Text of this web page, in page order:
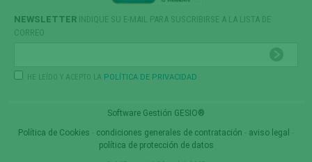
NEWSLETTER INDIQUE SU E-MAIL PARA SUSCRIBIRSE A LA LISTA DE
CORREO
HE LEÍDO Y ACEPTO LA POLÍTICA DE PRIVACIDAD
Software Gestión GESIO®
Política de Cookies
condiciones generales de contratación aviso legal
política de protección de datos